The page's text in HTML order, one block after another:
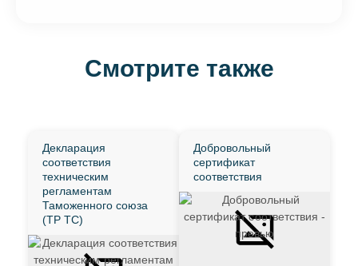
Смотрите также
Декларация
соответствия
техническим
регламентам
Таможенного союза
(ТР ТС)
Добровольный
сертификат
соответствия